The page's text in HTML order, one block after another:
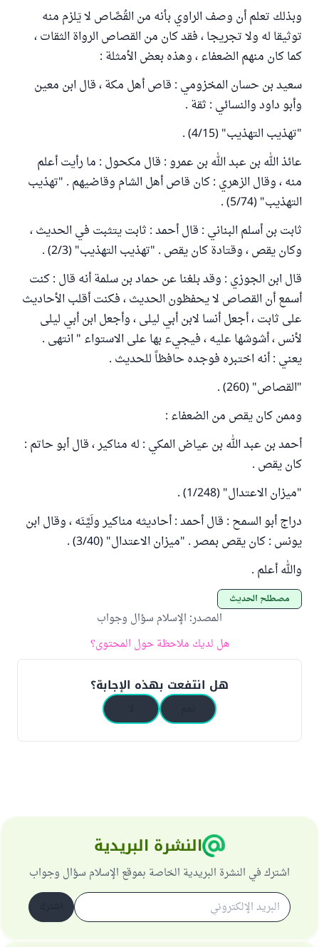
وبذلك تعلم أن وصف الراوي بأنه من القُصَّاص لا يَلزم منه
توثيقا له ولا تجريجا ، فقد كان من القصاص الرواة الثقات ،
كما كان منهم الضعفاء ، وهذه بعض الأمثلة :
سعيد بن حسان المخزومي : قاص أهل مكة ، قال ابن معين
وأبو داود والنسائي : ثقة .
"تهذيب التهذيب" (4/15) .
عائذ الله بن عبد الله بن عمرو : قال مكحول : ما رأيت أعلم
منه ، وقال الزهري : كان قاص أهل الشام وقاضيهم . "تهذيب
التهذيب" (5/74) .
ثابت بن أسلم البناني : قال أحمد : ثابت يتثبت في الحديث ،
وكان يقص ، وقتادة كان يقص . "تهذيب التهذيب" (2/3) .
قال ابن الجوزي : وقد بلغنا عن حماد بن سلمة أنه قال : كنت
أسمع أن القصاص لا يحفظون الحديث ، فكنت أقلب الأحاديث
على ثابت ، أجعل أنسا لابن أبي ليلى ، وأجعل ابن أبي ليلى
لأنس ، أشوشها عليه ، فيجيء بها على الاستواء " انتهى .
يعني : أنه اختبره فوجده حافظاً للحديث .
"القصاص" (260) .
وممن كان يقص من الضعفاء :
أحمد بن عبد الله بن عياض المكي : له مناكير ، قال أبو حاتم :
كان يقص .
"ميزان الاعتدال" (1/248) .
دراج أبو السمح : قال أحمد : أحاديثه مناكير ولَيَّنَه ، وقال ابن
يونس : كان يقص بمصر . "ميزان الاعتدال" (3/40) .
والله أعلم .
مصطلح الحديث
المصدر: الإسلام سؤال وجواب
هل لديك ملاحظة حول المحتوى؟
هل انتفعت بهذه الإجابة؟
النشرة البريدية
اشترك في النشرة البريدية الخاصة بموقع الإسلام سؤال وجواب